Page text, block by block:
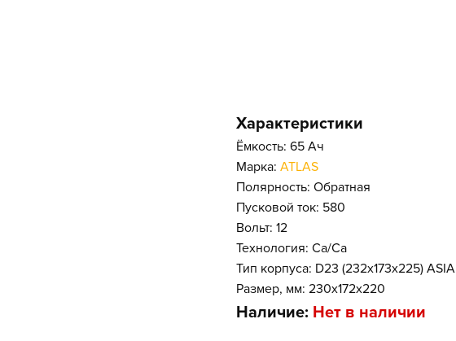
Характеристики
Ёмкость: 65 Ач
Марка: ATLAS
Полярность: Обратная
Пусковой ток: 580
Вольт: 12
Технология: Ca/Ca
Тип корпуса: D23 (232x173x225) ASIA
Размер, мм: 230x172x220
Наличие: Нет в наличии